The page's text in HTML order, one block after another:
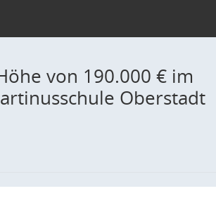
von 190.000 € im
Oberstadt